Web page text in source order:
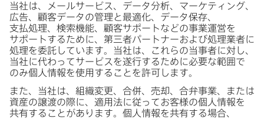
当社は、​メールサービス、​データ分析、​マーケティング、​
広告、​顧客データの​管理と​最適化、​データ保存、​
支払処理、​検索機能、​顧客サポートなどの​事業運営を​
サポートする​ために、​第三者パートナーおよび​処理業者に​
処理を​委託しています。​当社は、​これらの​当事者に​対し、​
当社に​代わって​サービスを​遂行する​ために​必要な​範囲で​
のみ​個人情報を​使用する​ことを​許可します。
また、​当社は、​組織変更、​合併、​売却、​合弁事業、​または​
資産の​譲渡の​際に、​適用法に​従ってお客様の​個人情報を​
共有する​ことがあります。​個人情報を​共有する​場合、​